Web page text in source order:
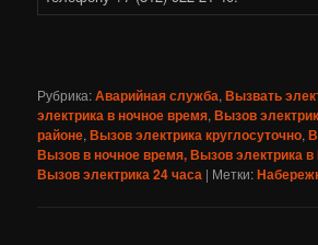
Рубрика:Аварийная служба,Вызвать
электрика в ночное время,Вызов
районе,Вызов электрика круглосуточно,
Вызов в ночное время, Вызов электрика
Вызов электрика 24 часа | Метки: